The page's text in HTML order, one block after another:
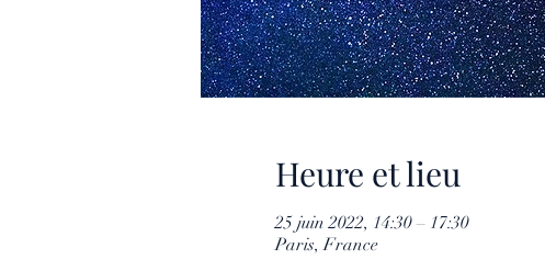
Heure et lieu
25 juin 2022, 14:30 – 17:30
Paris, France